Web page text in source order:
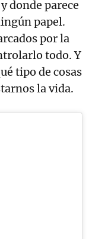
donde parece
papel.
por la
todo. Y
tipo de cosas
la vida.